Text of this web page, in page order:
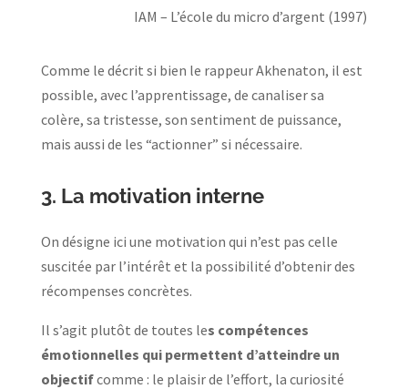
IAM – L’école du micro d’argent (1997)
Comme le décrit si bien le rappeur Akhenaton, il est
possible, avec l’apprentissage, de canaliser sa
colère, sa tristesse, son sentiment de puissance,
mais aussi de les “actionner” si nécessaire.
3. La motivation interne
On désigne ici une motivation qui n’est pas celle
suscitée par l’intérêt et la possibilité d’obtenir des
récompenses concrètes.
Il s’agit plutôt de toutes les compétences
émotionnelles qui permettent d’atteindre un
objectifcomme : le plaisir de l’effort, la curiosité